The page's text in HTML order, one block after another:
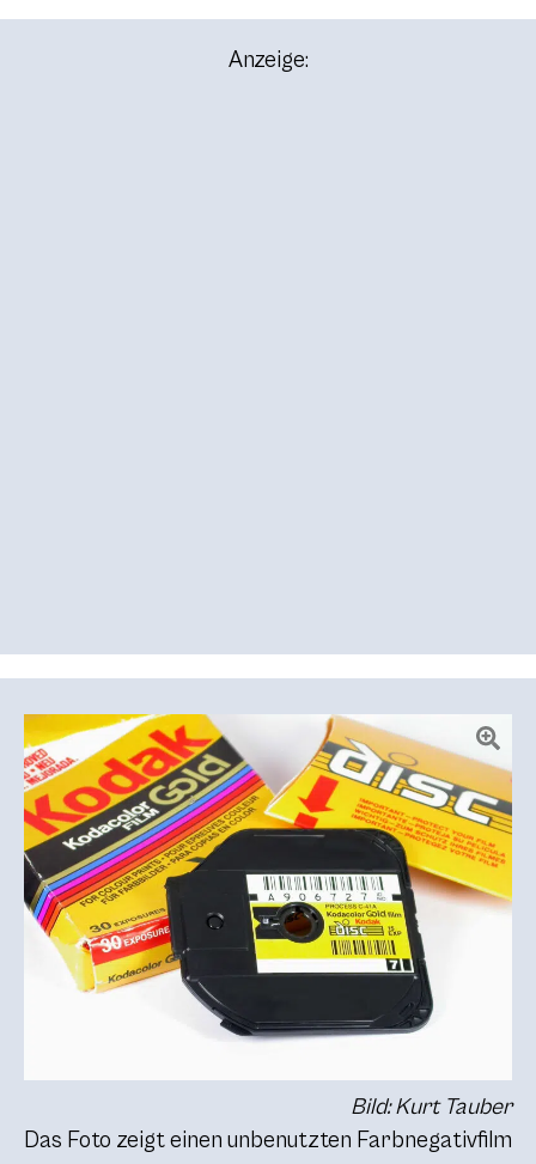
Anzeige:
Bild: Kurt Tauber
Das Foto zeigt einen unbenutzten Farbnegativfilm